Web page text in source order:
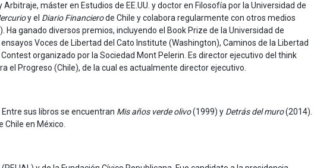
máster en Estudios de EE.UU. y doctor en Filosofía por la Universidad de
y el Diario Financierode Chile y colabora regularmente con otros medios
Ha ganado diversos premios, incluyendo el Book Prize de la Universidad de
Voces de Libertad del Cato Institute (Washington), Caminos de la Libertad
organizado por la Sociedad Mont Pelerin. Es director ejecutivo del think
el Progreso (Chile), de la cual es actualmente director ejecutivo.
sus libros se encuentran Mis años verde olivo(1999) y Detrás del muro(2014).
Chile en México.